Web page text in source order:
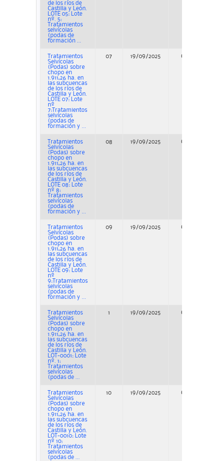
de los ríos de
Castilla y León.
LOTE 05: Lote
nº. 5:
Tratamientos
selvícolas
(podas de
formación ...
Tratamientos
Selvícolas
(Podas) sobre
chopo en
1.911,26 ha. en
las subcuencas
de los ríos de
Castilla y León.
LOTE 07: Lote
nº
7:Tratamientos
selvícolas
(podas de
formación y ...
07 19/09/2025 Concurso
Tratamientos
Selvícolas
(Podas) sobre
chopo en
1.911,26 ha. en
las subcuencas
de los ríos de
Castilla y León.
LOTE 08: Lote
nº 8:
Tratamientos
selvícolas
(podas de
formación y ...
08 19/09/2025 Concurso
Tratamientos
Selvícolas
(Podas) sobre
chopo en
1.911,26 ha. en
las subcuencas
de los ríos de
Castilla y León.
LOTE 09: Lote
nº
9:Tratamientos
selvícolas
(podas de
formación y ...
09 19/09/2025 Concurso
Tratamientos
Selvícolas
(Podas) sobre
chopo en
1.911,26 ha. en
las subcuencas
de los ríos de
Castilla y León.
LOT-0001: Lote
nº. 1:
Tratamientos
selvícolas
(podas de ...
1 19/09/2025 Concurso
Tratamientos
Selvícolas
(Podas) sobre
chopo en
1.911,26 ha. en
las subcuencas
de los ríos de
Castilla y León.
LOT-0010: Lote
nº 10:
Tratamientos
selvícolas
(podas de ...
10 19/09/2025 Concurso